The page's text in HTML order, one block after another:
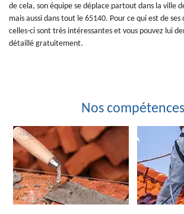
de cela, son équipe se déplace partout dans la ville
mais aussi dans tout le 65140. Pour ce qui est de
celles-ci sont très intéressantes et vous pouvez lui
détaillé gratuitement.
Nos compétences